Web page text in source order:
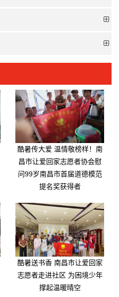
酷暑传大爱 温情敬榜样！南
昌市让爱回家志愿者协会慰
问99岁南昌市首届道德模范
提名奖获得者
酷暑送书香 南昌市让爱回家
志愿者走进社区 为困境少年
撑起温暖晴空